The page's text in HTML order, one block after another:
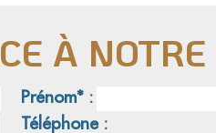
À
Prénom* :
Téléphone :